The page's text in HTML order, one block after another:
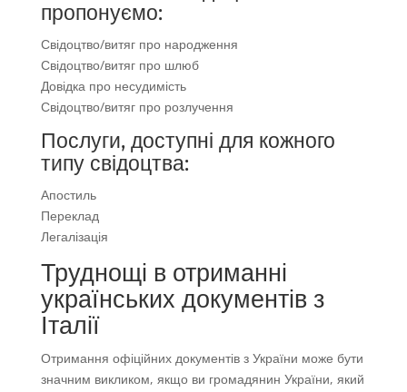
пропонуємо:
Свідоцтво/витяг про народження
Свідоцтво/витяг про шлюб
Довідка про несудимість
Свідоцтво/витяг про розлучення
Послуги, доступні для кожного
типу свідоцтва:
Апостиль
Переклад
Легалізація
Труднощі в отриманні
українських документів з
Італії
Отримання офіційних документів з України може бути
значним викликом, якщо ви громадянин України, який